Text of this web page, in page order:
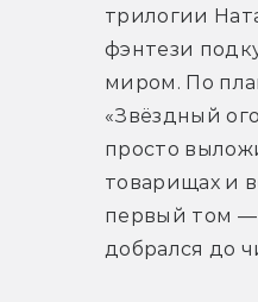
трилогии
фэнтези
миром. По
«Звёздный
просто
товарищах и
первый том —
добрался до